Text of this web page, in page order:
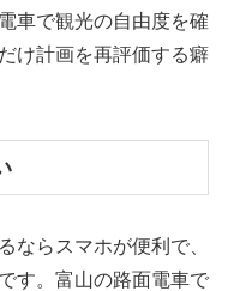
車で観光の自由度を確
け計画を再評価する癖
ならスマホが便利で、
す。富山の路面電車で